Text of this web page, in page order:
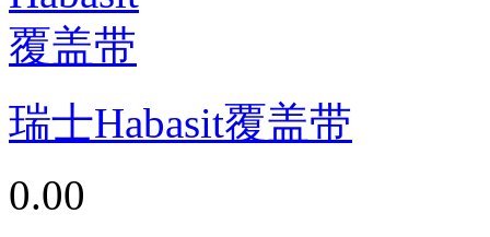
瑞士Habasit覆盖带
0.00